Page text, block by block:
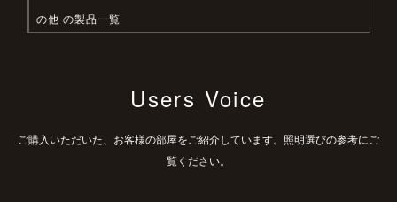
の他 の製品一覧
Users Voice
ご購入いただいた、お客様の部屋をご紹介しています。照明選びの参考にご
覧ください。